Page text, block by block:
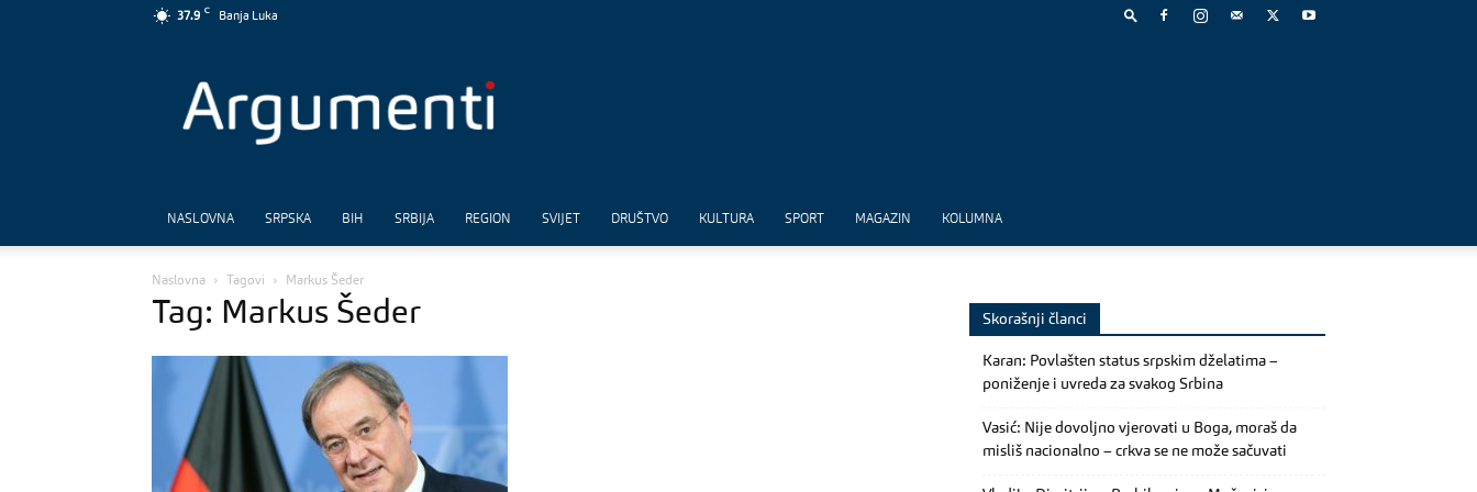
37.9
C
Banja Luka
NASLOVNA SRPSKA BIH SRBIJA REGION SVIJET DRUŠTVO KULTURA SPORT MAGAZIN KOLUMNA
Naslovna Tagovi Markus Šeder
Tag: Markus Šeder Skorašnji članci
Karan: Povlašten status srpskim dželatima –
poniženje i uvreda za svakog Srbina
Vasić: Nije dovoljno vjerovati u Boga, moraš da
misliš nacionalno – crkva se ne može sačuvati